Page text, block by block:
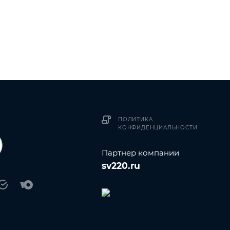
ПОЛИТИКА
КОНФИДЕНЦИАЛЬНОСТИ
Партнер компании
sv220.ru